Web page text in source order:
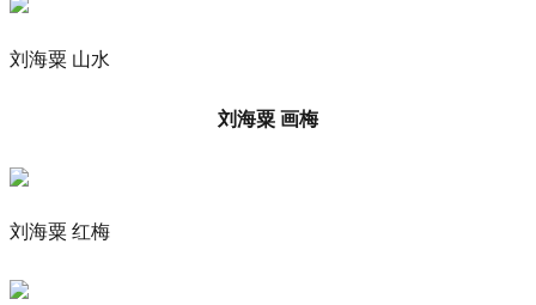
刘海粟 山水
刘海粟 画梅
刘海粟 红梅